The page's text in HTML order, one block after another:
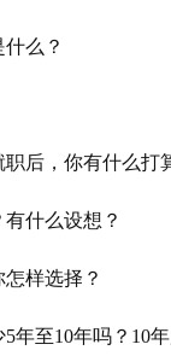
么？
后，你有什么打
什么设想？
样选择？
年至10年吗？10